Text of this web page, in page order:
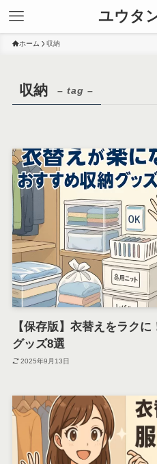
ユウタ
ホーム 収納
収納 – tag –
【保存版】衣替えをラク
グッズ8選
2025年9月13日